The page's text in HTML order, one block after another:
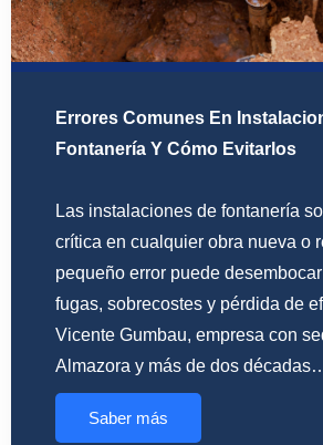
Errores Comunes En
Fontanería Y Cómo Evitarlos
Las instalaciones de fontanería
crítica en cualquier obra nueva o
pequeño error puede
fugas, sobrecostes y pérdida de
Vicente Gumbau, empresa con
Almazora y más de dos
Saber más